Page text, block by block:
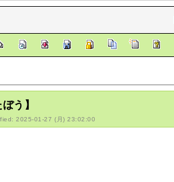
ぼう】
2025-01-27 (月) 23:02:00